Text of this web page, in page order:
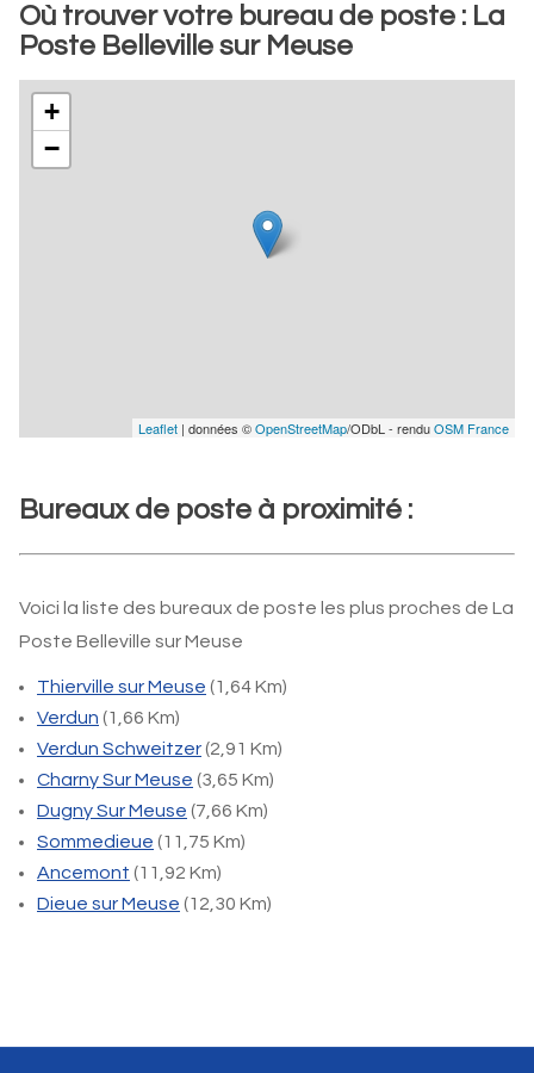
Où trouver votre bureau de poste : La
Poste Belleville sur Meuse
+
−
Leaflet | données ©OpenStreetMap/ODbL - renduOSM France
Bureaux de poste à proximité :
Voici la liste des bureaux de poste les plus proches de La
Poste Belleville sur Meuse
Thierville sur Meuse (1,64 Km)
Verdun (1,66 Km)
Verdun Schweitzer(2,91 Km)
Charny Sur Meuse (3,65 Km)
Dugny Sur Meuse (7,66 Km)
Sommedieue (11,75 Km)
Ancemont (11,92 Km)
Dieue sur Meuse (12,30 Km)